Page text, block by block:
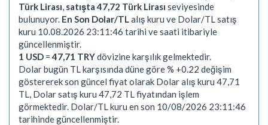
Türk Lirası satışta 47,72 Türk Lirası seviyesinde
bulunuyor. En Son Dolar/TL alış kuru ve Dolar/TL satış
kuru 10.08.2026 23:11:46 tarihi ve saati itibariyle
güncellenmiştir.
1 USD =47,71 TRYdövizine karşılık gelmektedir.
Dolar bugün TL karşısında düne göre % +0.22 değişim
göstererek son güncel fiyat olarak Dolar alış kuru 47,71
TL, Dolar satış kuru 47,72 TL fiyatından işlem
görmektedir. Dolar/TL kuru en son 10/08/2026 23:11:46
tarihinde güncellenmiştir.